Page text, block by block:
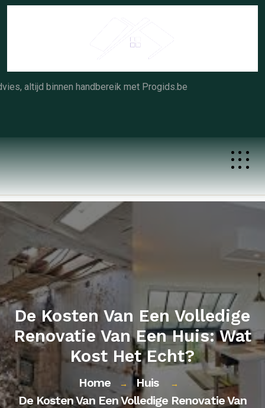
Skip
altijd binnen handbereik met Progids.be
De Kosten Van Een Volledige
Renovatie Van Een Huis: Wat
Kost Het Echt?
Home → Huis →
De Kosten Van Een Volledige Renovatie Van